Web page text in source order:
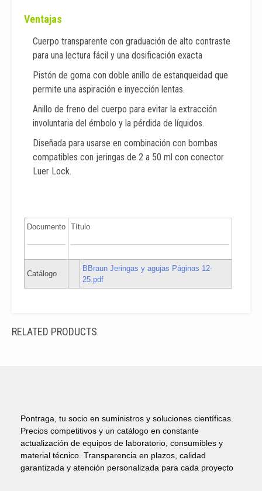
Ventajas
Cuerpo transparente con graduación de alto contraste
para una lectura fácil y una dosificación exacta
Pistón de goma con doble anillo de estanqueidad que
permite una aspiración e inyección lentas.
Anillo de freno del cuerpo para evitar la extracción
involuntaria del émbolo y la pérdida de líquidos.
Diseñada para usarse en combinación con bombas
compatibles con jeringas de 2 a 50 ml con conector
Luer Lock.
Documento Título
Catálogo
BBraun Jeringas y agujas Páginas 12-
25.pdf
RELATED PRODUCTS
Pontraga, tu socio en suministros y soluciones científicas.
Precios competitivos y un catálogo en constante
actualización de equipos de laboratorio, consumibles y
material técnico. Transparencia en plazos, calidad
garantizada y atención personalizada para cada proyecto